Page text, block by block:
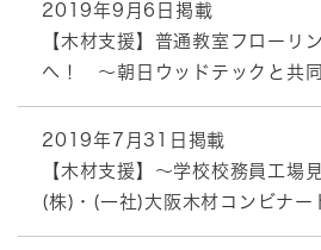
2019年9月6日掲載
【木材支援】普通教室フローリ
へ！ ～朝日ウッドテックと共
2019年7月31日掲載
【木材支援】～学校校務員工
(株)・(一社)大阪木材コンビナー